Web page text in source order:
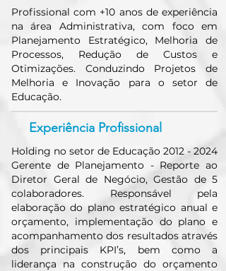
Profissional com +10 anos de experiência
na área Administrativa, com foco em
Planejamento Estratégico, Melhoria de
Processos, Redução de Custos e
Otimizações. Conduzindo Projetos de
Melhoria e Inovação para o setor de
Educação.
Experiência Profissional
Holding no setor de Educação 2012 - 2024
Gerente de Planejamento - Reporte ao
Diretor Geral de Negócio, Gestão de 5
colaboradores. Responsável pela
elaboração do plano estratégico anual e
orçamento, implementação do plano e
acompanhamento dos resultados através
dos principais KPI’s, bem como a
liderança na construção do orçamento